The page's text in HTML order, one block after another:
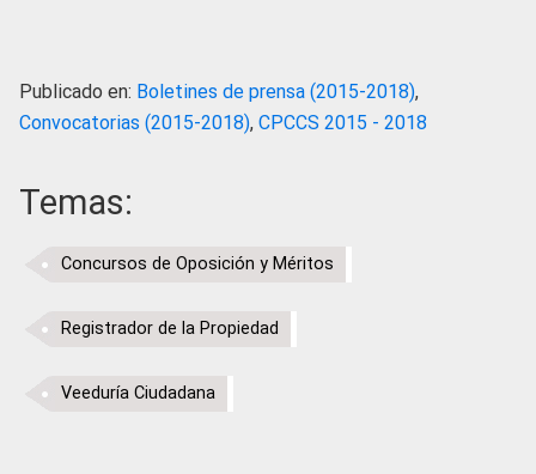
Publicado en: Boletines de prensa (2015-2018),
Convocatorias (2015-2018), CPCCS 2015 - 2018
Temas:
Concursos de Oposición y Méritos
Registrador de la Propiedad
Veeduría Ciudadana